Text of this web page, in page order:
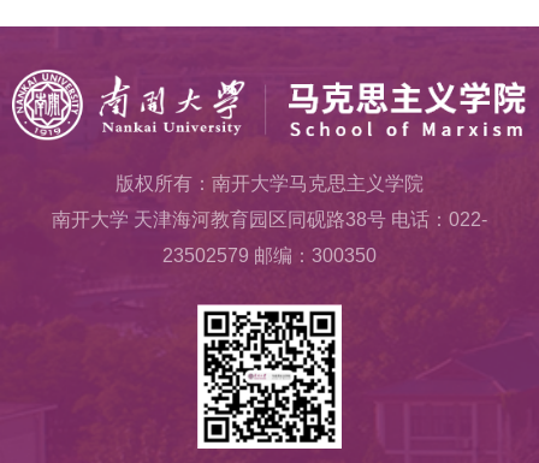
版权所有：南开大学马克思主义学院
南开大学 天津海河教育园区同砚路38号 电话：022-
23502579 邮编：300350